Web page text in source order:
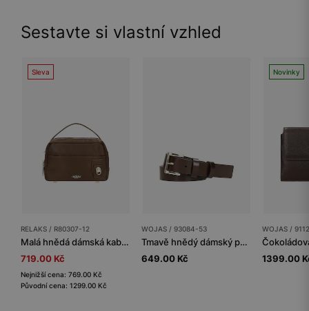
Sestavte si vlastní vzhled
Sleva
RELAKS / R80307-12
Malá hnědá dámská kabelka RELAKS
719.00 Kč
Nejnižší cena: 769.00 Kč
Původní cena: 1299.00 Kč
WOJAS / 93084-53
Tmavě hnědý dámský pásek se zlatou sponou
649.00 Kč
Novinky
WOJAS /
1399.00